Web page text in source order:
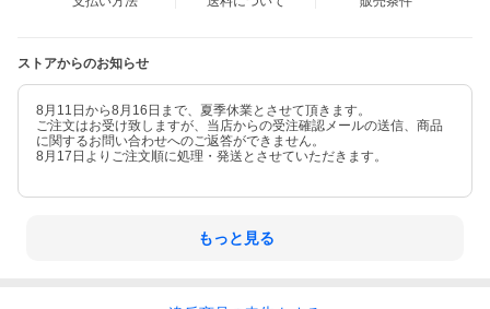
ストアからのお知らせ
8月11日から8月16日まで、夏季休業とさせて頂きます。
ご注文はお受け致しますが、当店からの受注確認メールの送信、商品
に関するお問い合わせへのご返答ができません。
8月17日よりご注文順に処理・発送とさせていただきます。
もっと見る